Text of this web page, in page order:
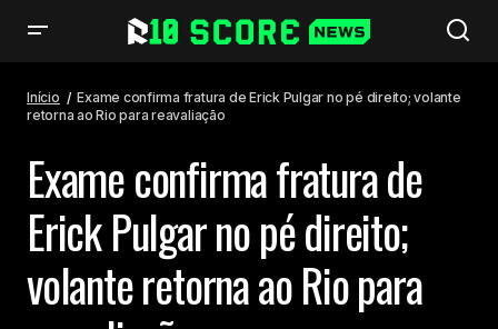
Rio para reavaliação
Início
Exame confirma fratura de Erick Pulgar no pé direito; volante
retorna ao Rio para reavaliação
Exame confirma fratura de
Erick Pulgar no pé direito;
volante retorna ao Rio para